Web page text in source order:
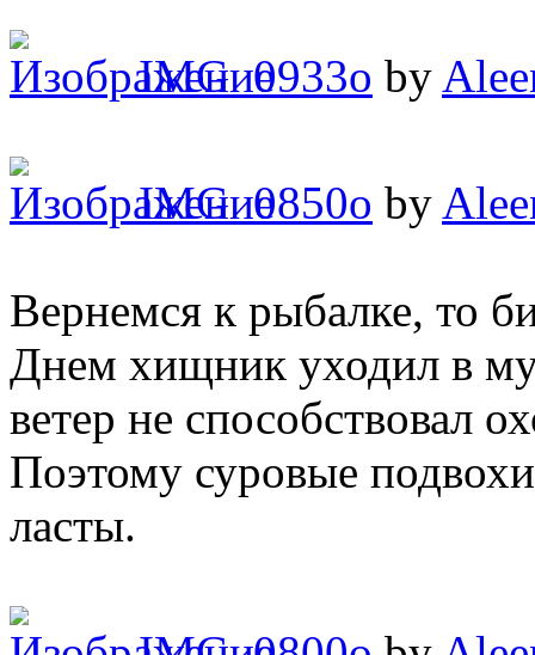
IMG_0933o by
IMG_0850o by
Вернемся к рыбалке, то
Днем хищник уходил в
ветер не способствовал
Поэтому суровые
ласты.